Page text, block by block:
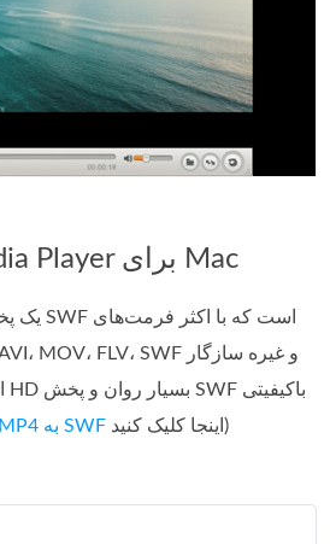
برترین ها: Elmedia Player برای Mac
تبدیل MP4 به SWF اینجا کلیک کنید)